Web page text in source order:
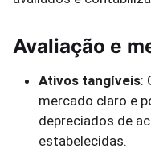
Avaliação e
Ativos tangíveis:
mercado claro e
depreciados de
estabelecidas.